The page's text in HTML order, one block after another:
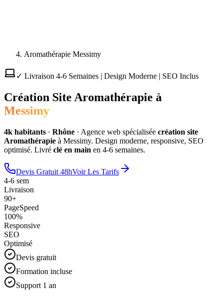
Aromathérapie Messimy
✓ Livraison 4-6 Semaines | Design Moderne | SEO Inclus
Création Site Aromathérapie à
Messimy
4k habitants · Rhône · Agence web spécialisée création site
Aromathérapie à Messimy. Design moderne, responsive, SEO
optimisé. Livré clé en main en 4-6 semaines.
Devis Gratuit 48hVoir Les Tarifs
4-6 sem
Livraison
90+
PageSpeed
100%
Responsive
SEO
Optimisé
Devis gratuit
Formation incluse
Support 1 an